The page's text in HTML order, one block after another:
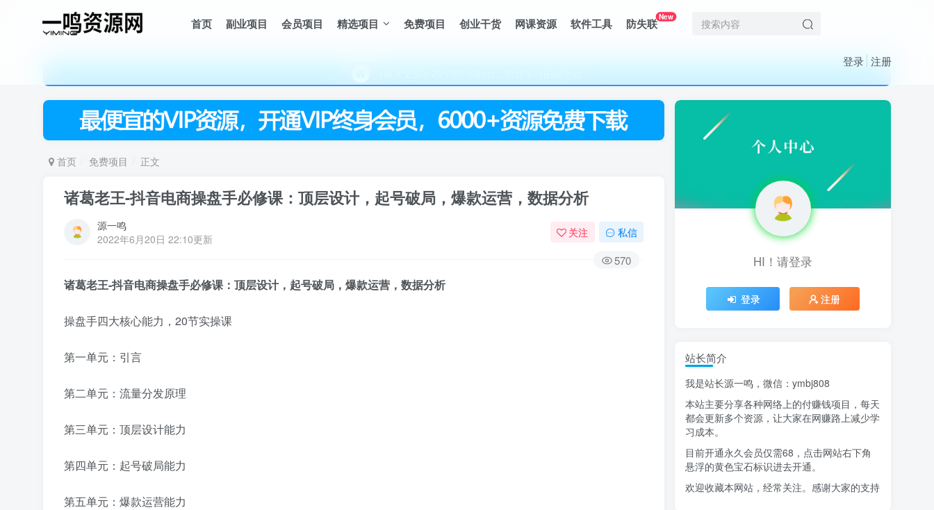
首页 副业项目 会员项目 精选项目 免费项目 创业干货 网课资源 软件工具 防失联New
登录 注册
（每天更新5-20个热门项目)，创业学习的好平台
欢迎访问一鸣资源网，本站汇集数千网创课程和项目
首页 免费项目 正文
诸葛老王-抖音电商操盘手必修课：顶层设计，​起号破局，爆款运营，数据分析
源一鸣
2022年6月20日 22:10更新
关注 私信
570
诸葛老王-抖音电商操盘手必修课：顶层设计，​起号破局，爆款运营，数据分析
操盘手四大核心能力，20节实操课
第一单元：引言
第二单元：流量分发原理
第三单元：顶层设计能力
第四单元：起号破局能力
第五单元：爆款运营能力
HI！请登录
登录 注册
精选项目
1 AI短视频流量变现：APP拉新
2 小红书虚拟电商14天变现训练营
7月万粉技术教程（手动或者配合科技）
4 阿拉丁-小红书虚拟店铺SOP保姆级教程
5 7天学会抖音卖房：从月薪5千到年入百万，新时代房产经纪人必备技能
HI！请登录
登录 注册
站长简介
我是站长源一鸣，微信：ymbj808
本站主要分享各种网络上的付赚钱项目，每天
都会更新多个资源，让大家在网赚路上减少学
习成本。
目前开通永久会员仅需68，点击网站右下角
悬浮的黄色宝石标识进去开通。
欢迎收藏本网站，经常关注。感谢大家的支持